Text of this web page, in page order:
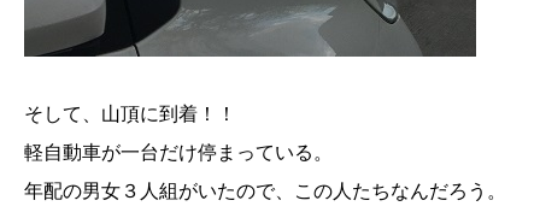
そして、山頂に到着！！
軽自動車が一台だけ停まっている。
年配の男女３人組がいたので、この人たちなんだろう。